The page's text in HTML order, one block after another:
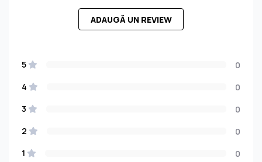
ADAUGĂ UN REVIEW
5
0
4
0
3
0
2
0
1
0